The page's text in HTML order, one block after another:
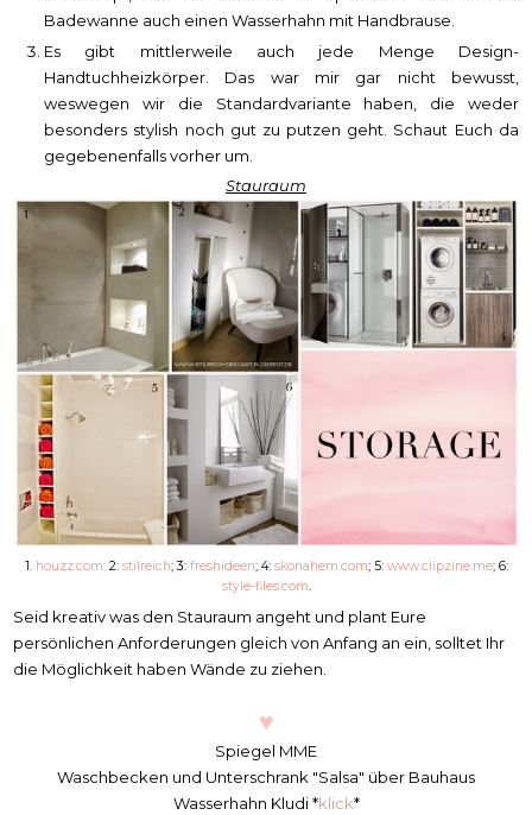
Badewanne auch einen Wasserhahn mit Handbrause.
Es gibt mittlerweile auch jede Menge Design-
Handtuchheizkörper. Das war mir gar nicht bewusst,
weswegen wir die Standardvariante haben, die weder
besonders stylish noch gut zu putzen geht. Schaut Euch da
gegebenenfalls vorher um.
Stauraum
1. houzz.com;2: stilreich; 3: freshideen; 4: skonahem.com; 5: www.clipzine.me; 6:
style-files.com.
Seid kreativ was den Stauraum angeht und plant Eure
persönlichen Anforderungen gleich von Anfang an ein, solltet Ihr
die Möglichkeit haben Wände zu ziehen.
♥
Spiegel MME
Waschbecken und Unterschrank "Salsa" über Bauhaus
Wasserhahn Kludi *klick*